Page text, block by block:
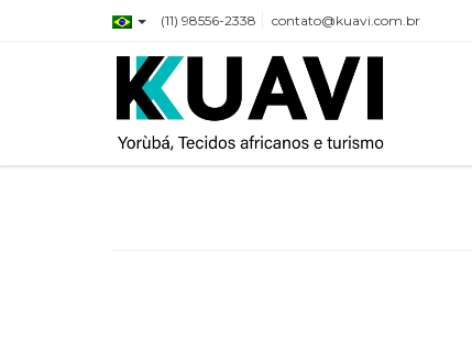
(11) 98556-2338 contato@kuavi.com.br